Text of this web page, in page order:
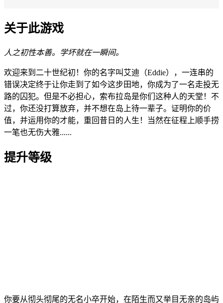
关于此游戏
人之初性本善。学坏就在一瞬间。
欢迎来到二十世纪初！你的名字叫艾迪（Eddie），一连串的
错误决定终于让你走到了如今这步田地，你成为了一名走投无
路的囚犯。但是不必担心，索布拉岛是你们这种人的天堂！不
过，你还没打算放弃，并不想在岛上待一辈子。证明你的价
值，并运用你的才能，重回昔日的人生！当然在征程上顺手捞
一笔也无伤大雅......
提升等级
你要从彻头彻尾的无名小卒开始，在陌生而又举目无亲的岛屿